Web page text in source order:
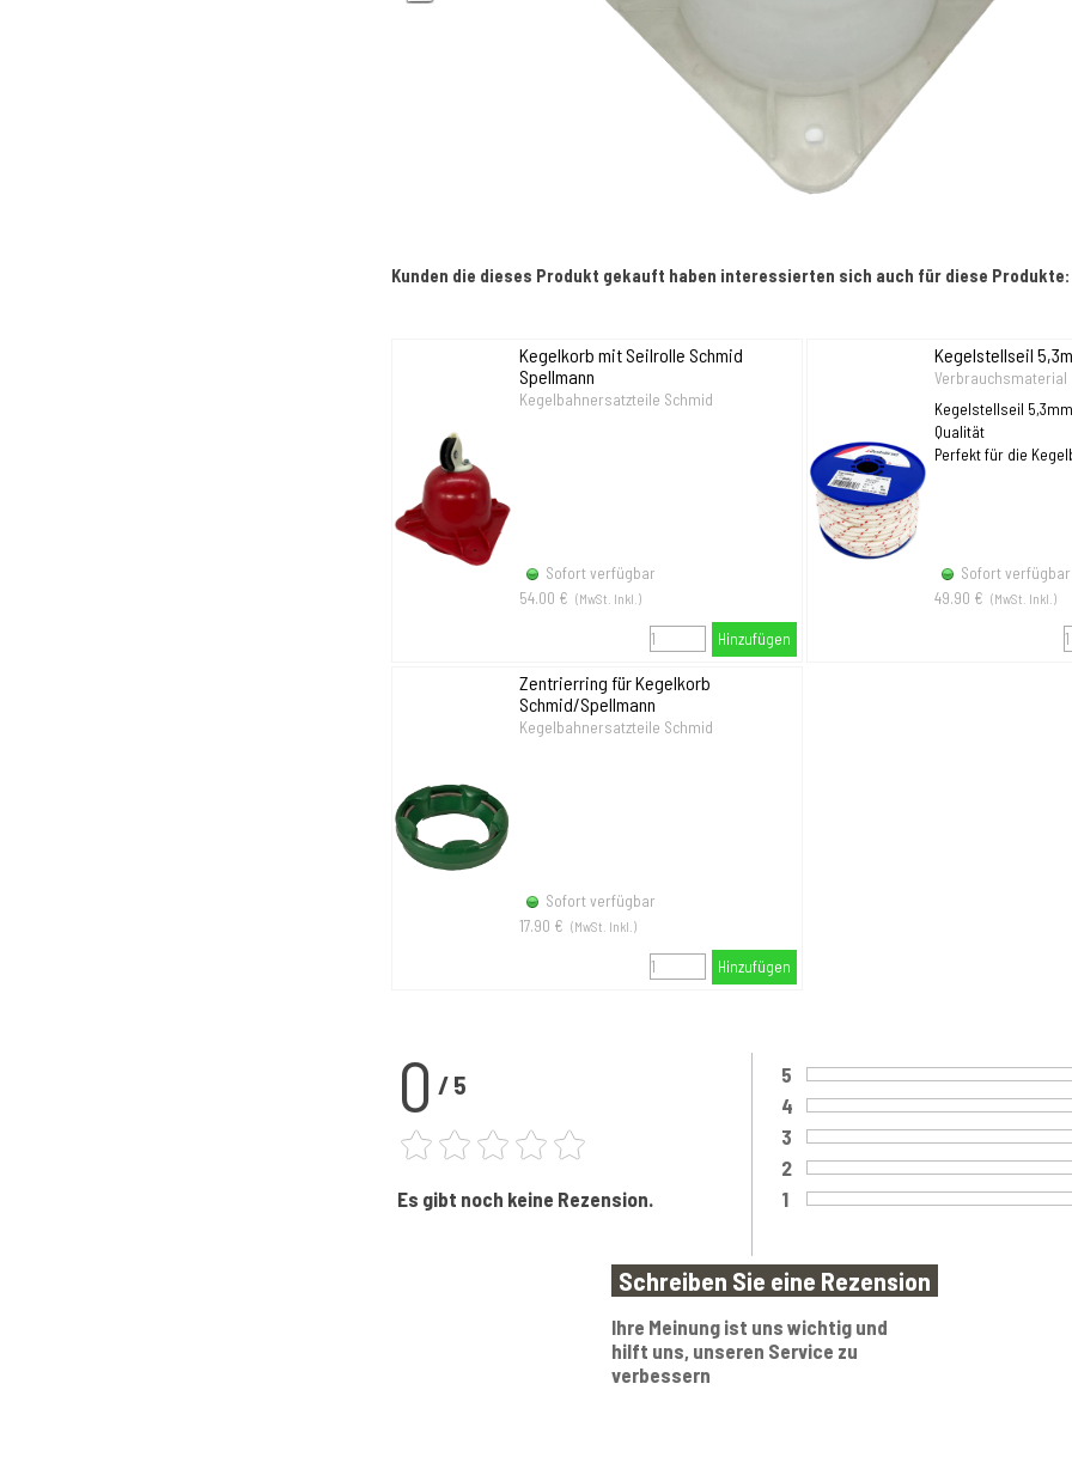
Kunden die dieses Produkt gekauft haben interessierten sich auch für diese Produkte:
Kegelkorb mit Seilrolle Schmid
Spellmann
Kegelbahnersatzteile Schmid
Sofort verfügbar
54.00 € (MwSt. Inkl.)
Hinzufügen
Kegelstellseil
Verbrauchsmaterial
Kegelstellseil
Qualität
Perfekt für die
Sofort verfügbar
49.90 € (MwSt. Inkl.)
Zentrierring für Kegelkorb
Schmid/Spellmann
Kegelbahnersatzteile Schmid
Sofort verfügbar
17.90 € (MwSt. Inkl.)
Hinzufügen
0 / 5
Es gibt noch keine Rezension.
Bewertung:
5
Bewertung:
4
Bewertung:
3
Bewertung:
2
Bewertung:
1
Ihre Meinung ist uns wichtig und
hilft uns, unseren Service zu
verbessern